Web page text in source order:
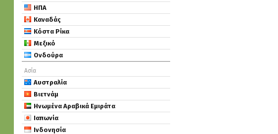
ΗΠΑ
Καναδάς
Κόστα Ρίκα
Μεξικό
Ονδούρα
Ασία
Αυστραλία
Βιετνάμ
Ηνωμένα Αραβικά Εμιράτα
Ιαπωνία
Ινδονησία